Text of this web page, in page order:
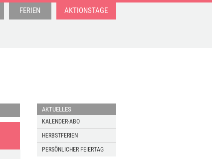
FERIEN AKTIONSTAGE
AKTUELLES
KALENDER-ABO
HERBSTFERIEN
PERSÖNLICHER FEIERTAG